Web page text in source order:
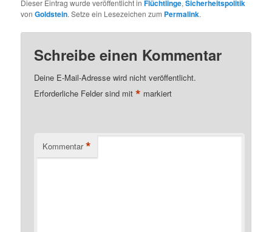
Dieser Eintrag wurde veröffentlicht inFlüchtlinge,Sicherheitspolitik
vonGoldstein. Setze ein Lesezeichen zum Permalink.
Schreibe einen Kommentar
Deine E-Mail-Adresse wird nicht veröffentlicht.
Erforderliche Felder sind mit* markiert
Kommentar *